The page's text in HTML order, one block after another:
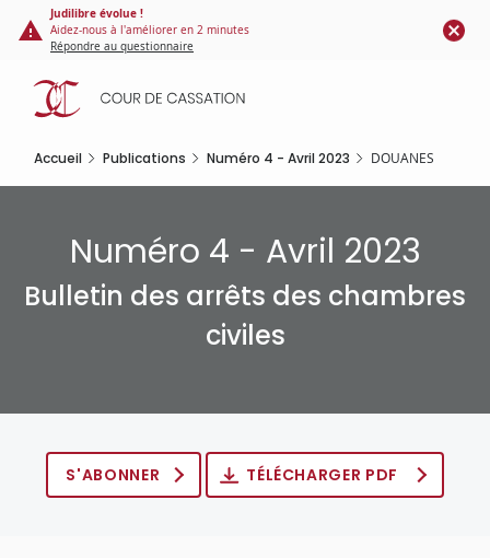
Panneau de gestion des cookies
contenu
principal
Judilibre évolue !
Aidez-nous à l'améliorer en 2 minutes
Répondre au questionnaire
Accueil Publications Numéro 4 - Avril 2023 DOUANES
Numéro 4 - Avril 2023
Bulletin des arrêts des chambres
civiles
S'ABONNER TÉLÉCHARGER PDF